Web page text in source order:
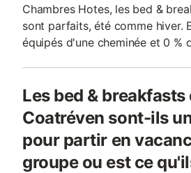
Chambres Hotes, les bed &
sont parfaits, été comme hiver.
équipés d'une cheminée et 0 %
Les bed & breakfasts
Coatréven sont-ils
pour partir en
groupe ou est ce